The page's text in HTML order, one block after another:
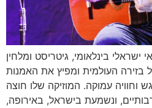
ישראלי בינלאומי, גיטריסט ומלחין
בזירה העולמית ומפיץ את האמנות
וחוויה עמוקה. המוזיקה שלו חוצה
ונשמעת בישראל, באירופה,